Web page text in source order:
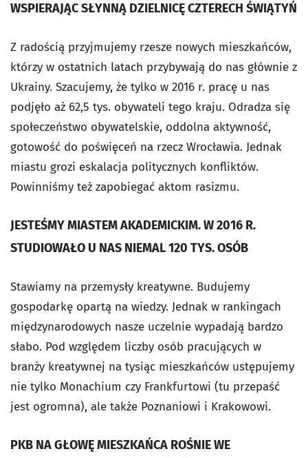
WSPIERAJĄC SŁYNNĄ DZIELNICĘ CZTERECH ŚWIĄTYŃ
Z radością przyjmujemy rzesze nowych mieszkańców,
którzy w ostatnich latach przybywają do nas głównie z
Ukrainy. Szacujemy, że tylko w 2016 r. pracę u nas
podjęło aż 62,5 tys. obywateli tego kraju. Odradza się
społeczeństwo obywatelskie, oddolna aktywność,
gotowość do poświęceń na rzecz Wrocławia. Jednak
miastu grozi eskalacja politycznych konfliktów.
Powinniśmy też zapobiegać aktom rasizmu.
JESTEŚMY MIASTEM AKADEMICKIM. W 2016 R.
STUDIOWAŁO U NAS NIEMAL 120 TYS. OSÓB
Stawiamy na przemysły kreatywne. Budujemy
gospodarkę opartą na wiedzy. Jednak w rankingach
międzynarodowych nasze uczelnie wypadają bardzo
słabo. Pod względem liczby osób pracujących w
branży kreatywnej na tysiąc mieszkańców ustępujemy
nie tylko Monachium czy Frankfurtowi (tu przepaść
jest ogromna), ale także Poznaniowi i Krakowowi.
PKB NA GŁOWĘ MIESZKAŃCA ROŚNIE WE